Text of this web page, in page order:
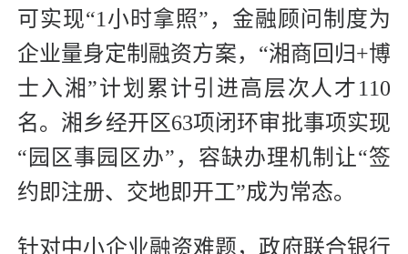
可实现“1小时拿照”，金融顾问制度为
企业量身定制融资方案，“湘商回归+博
士入湘”计划累计引进高层次人才110
名。湘乡经开区63项闭环审批事项实现
“园区事园区办”，容缺办理机制让“签
约即注册、交地即开工”成为常态。
针对中小企业融资难题，政府联合银行